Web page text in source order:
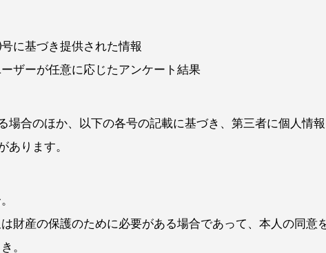
基づき提供された情報
ーが任意に応じたアンケート結果
合のほか、以下の各号の記載に基づき、第三者に個人情
あります。
産の保護のために必要がある場合であって、本人の同意
。